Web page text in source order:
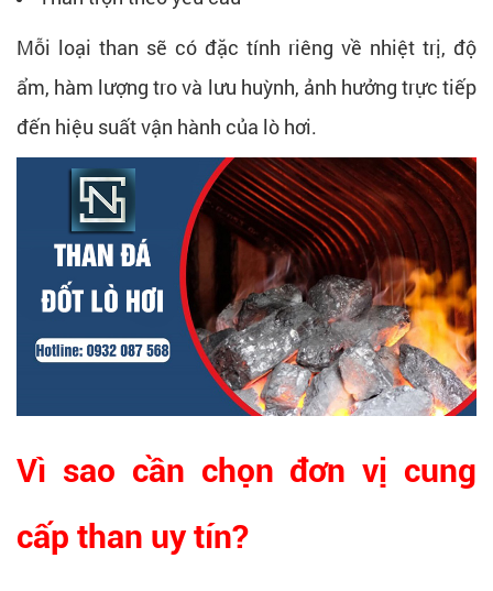
Mỗi loại than sẽ có đặc tính riêng về nhiệt trị, độ
ẩm, hàm lượng tro và lưu huỳnh, ảnh hưởng trực tiếp
đến hiệu suất vận hành của lò hơi.
Vì sao cần chọn đơn vị cung
cấp than uy tín?